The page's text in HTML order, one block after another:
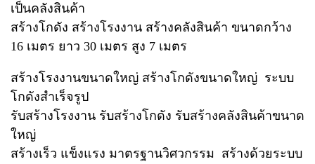
เป็นคลังสินค้า
สร้างโกดัง สร้างโรงงาน สร้างคลังสินค้า ขนาดกว้าง
16 เมตร ยาว 30 เมตร สูง 7 เมตร
สร้างโรงงานขนาดใหญ่ สร้างโกดังขนาดใหญ่ ระบบ
โกดังสำเร็จรูป
รับสร้างโรงงาน รับสร้างโกดัง รับสร้างคลังสินค้าขนาด
ใหญ่
สร้างเร็ว แข็งแรง มาตรฐานวิศวกรรม สร้างด้วยระบบ